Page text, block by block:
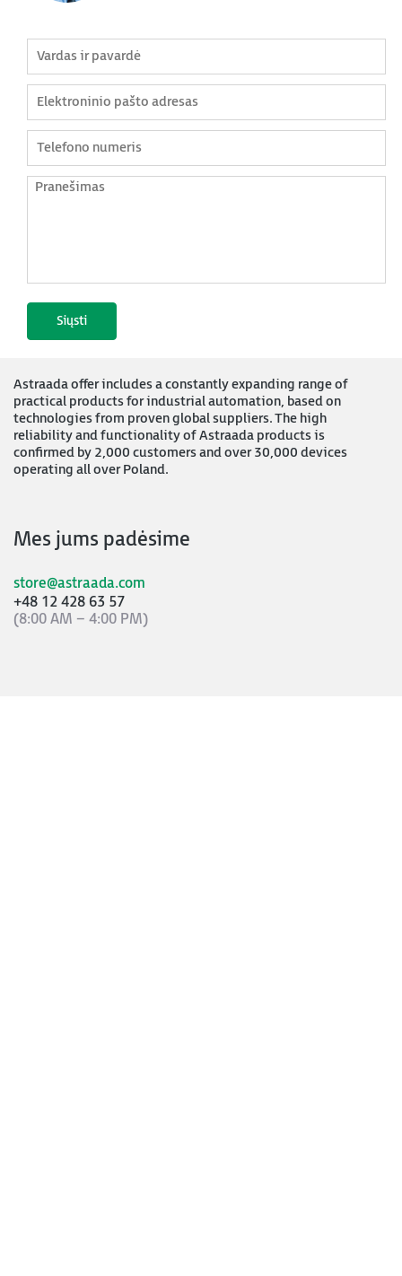
Astraada offer includes a constantly expanding range of
practical products for industrial automation, based on
technologies from proven global suppliers. The high
reliability and functionality of Astraada products is
confirmed by 2,000 customers and over 30,000 devices
operating all over Poland.
Mes jums padėsime
store@astraada.com
+48 12 428 63 57
(8:00 AM – 4:00 PM)